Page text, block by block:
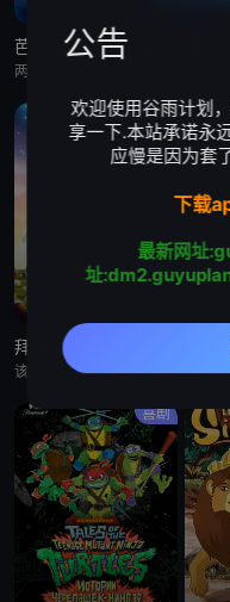
动画
拜斯:格雷夫
该剧专为婴幼儿和学龄前儿童设计，结合了儿童睡眠科学研究。它采用极其柔和的色彩、慢节奏的3D动画和舒缓的音乐，属 暂无
喜剧
公告
欢迎使用谷雨计划
享一下.本站承诺永
应慢是因为套
下载
最新网址
址